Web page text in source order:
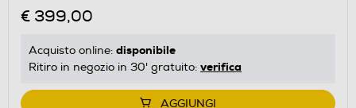
€ 399,00
Acquisto online: disponibile
Ritiro in negozio in 30' gratuito: verifica
AGGIUNGI